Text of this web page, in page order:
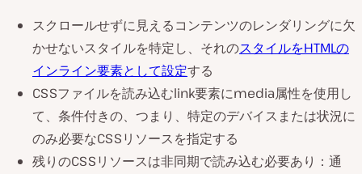
スクロールせずに見えるコンテンツのレンダリングに欠
かせないスタイルを特定し、それのスタイルをHTMLの
インライン要素として設定する
CSSファイルを読み込むlink要素にmedia属性を使用し
て、条件付きの、つまり、特定のデバイスまたは状況に
のみ必要なCSSリソースを指定する
残りのCSSリソースは非同期で読み込む必要あり：通